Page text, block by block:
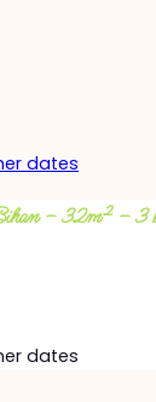
dates
– 32m² – 3
dates